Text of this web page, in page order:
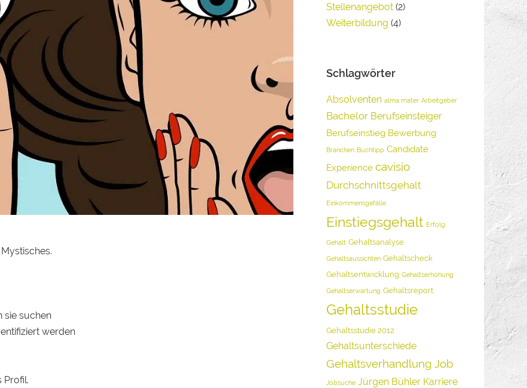
sie suchen
werden
Profil.
Stellenangebot (2)
Weiterbildung (4)
Schlagwörter
Absolventen alma mater Arbeitgeber
Bachelor Berufseinsteiger
Berufseinstieg Bewerbung
Branchen Buchtipp Candidate
Experience cavisio
Durchschnittsgehalt
Einkommensgefälle
Einstiegsgehalt Erfolg
Gehalt Gehaltsanalyse
Gehaltsaussichten Gehaltscheck
Gehaltsentwicklung Gehaltserhöhung
Gehaltserwartung Gehaltsreport
Gehaltsstudie
Gehaltsstudie 2012
Gehaltsunterschiede
Gehaltsverhandlung Job
Jobsuche Jürgen Bühler Karriere